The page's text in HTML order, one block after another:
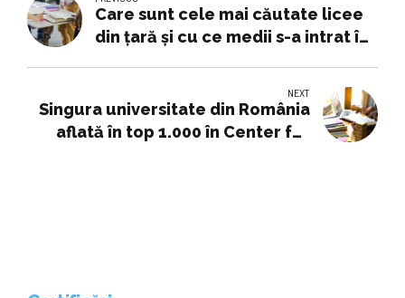
Care sunt cele mai căutate licee
din țară și cu ce medii s-a intrat în
NEXT
Singura universitate din România
aflată în top 1.000 în Center for